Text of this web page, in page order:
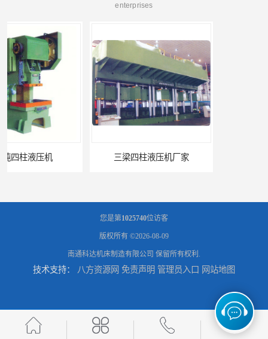
enterprises
三梁四柱液压机厂家 四柱液压机报价
100吨四柱液压机 1000吨四柱液压机
您是第1025740位访客
版权所有 ©2026-08-09
南通科达机床制造有限公司 保留所有权利.
技术支持： 八方资源网 免责声明 管理员入口 网站地图